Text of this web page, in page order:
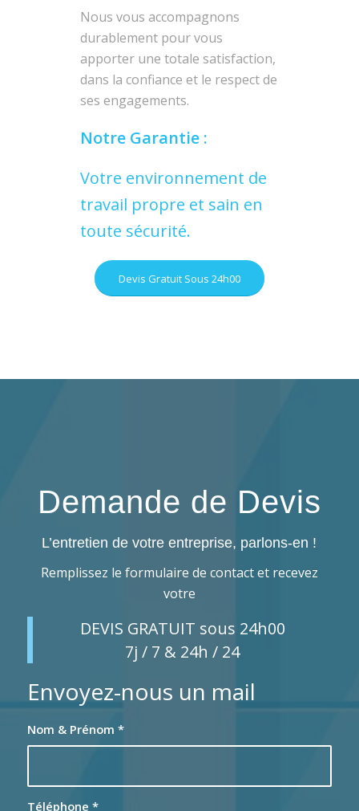
Nous vous accompagnons
durablement pour vous
apporter une totale satisfaction,
dans la confiance et le respect de
ses engagements.
Notre Garantie :
Votre environnement de
travail propre et sain en
toute sécurité.
Devis Gratuit Sous 24h00
Demande de Devis
L’entretien de votre entreprise, parlons-en !
Remplissez le formulaire de contact et recevez
votre
DEVIS GRATUIT sous 24h00
7j / 7 & 24h / 24
Envoyez-nous un mail
Nom & Prénom *
Téléphone *